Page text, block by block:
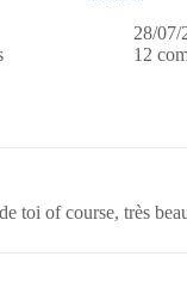
28/07/
12
toi of course, très